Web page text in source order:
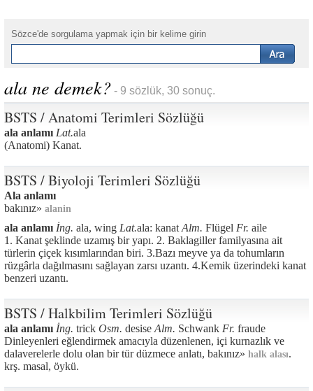
Sözce'de sorgulama yapmak için bir kelime girin
ala ne demek? - 9 sözlük, 30 sonuç.
BSTS / Anatomi Terimleri Sözlüğü
ala anlamı Lat.ala
(Anatomi) Kanat.
BSTS / Biyoloji Terimleri Sözlüğü
Ala anlamı
bakınız» alanin
ala anlamı İng. ala, wing Lat.ala: kanat Alm. Flügel Fr. aile
1. Kanat şeklinde uzamış bir yapı. 2. Baklagiller familyasına ait
türlerin çiçek kısımlarından biri. 3.Bazı meyve ya da tohumların
rüzgârla dağılmasını sağlayan zarsı uzantı. 4.Kemik üzerindeki kanat
benzeri uzantı.
BSTS / Halkbilim Terimleri Sözlüğü
ala anlamı İng. trick Osm. desise Alm. Schwank Fr. fraude
Dinleyenleri eğlendirmek amacıyla düzenlenen, içi kurnazlık ve
dalaverelerle dolu olan bir tür düzmece anlatı, bakınız» halk alası.
krş. masal, öykü.